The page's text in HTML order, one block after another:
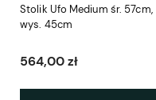
Stolik Ufo Medium śr. 57cm,
wys. 45cm
564,00 zł